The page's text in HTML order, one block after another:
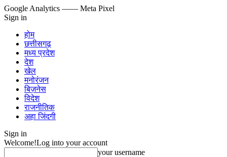
Google Analytics —— Meta Pixel
Sign in
होम
छत्तीसगढ़
मध्य प्रदेश
देश
खेल
मनोरंजन
बिज़नेस
विदेश
राजनीतिक
अहा जिंदगी
Sign in
Welcome!Log into your account
your username